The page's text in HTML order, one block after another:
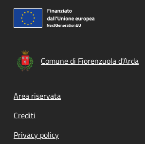
Comune di Fiorenzuola d'Arda
Footer menu
Area riservata
Crediti
Privacy policy